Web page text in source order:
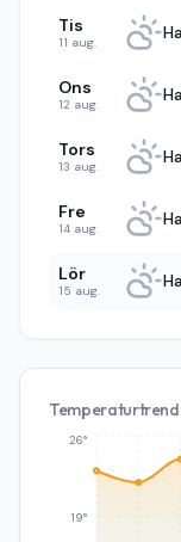
Tis
11 aug.
Ons
12 aug.
Tors
13 aug.
Fre
14 aug.
Lör
15 aug.
Temperaturtrend
19°
26°